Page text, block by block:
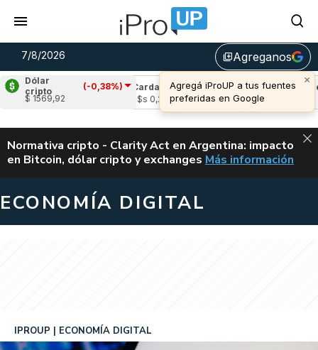
7/8/2026 library_addAgreganos
×
Agregá iProUP a tus fuentes
preferidas en Google
Dólar
cripto
(-0,38%)
$ 1569,92
2,11%) Cardano (-2,82%)
u$s 0,20
Avalanche
(-
u$s 6,40
ALERTA
Normativa cripto - Clarity Act en Argentina: impacto
en Bitcoin, dólar cripto y exchanges CLARITY ACT EN
Más información
ECONOMÍA DIGITAL
IPROUP ECONOMÍA DIGITAL